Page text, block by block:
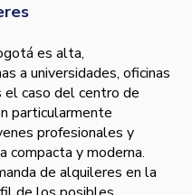
es alta,
a universidades, oficinas
el caso del centro de
particularmente
profesionales y
compacta y moderna.
de alquileres en la